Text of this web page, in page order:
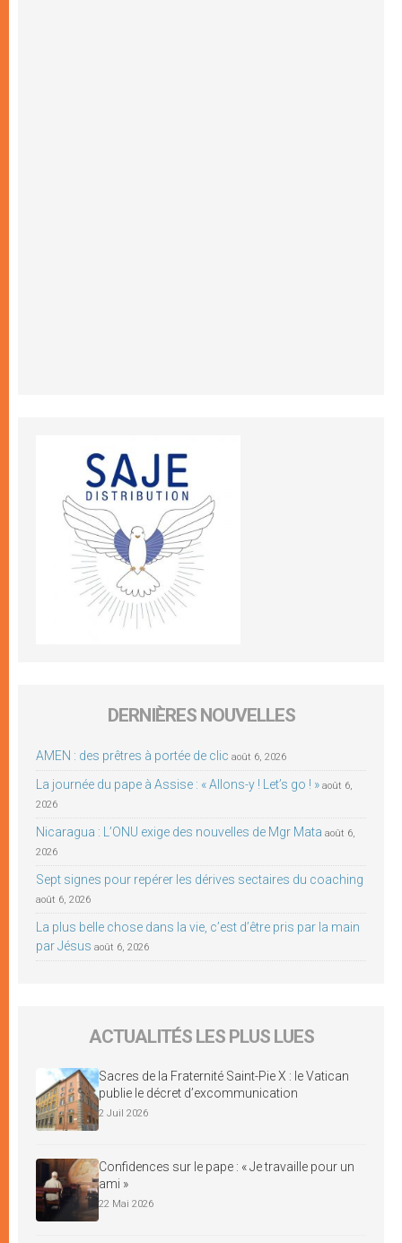
DERNIÈRES NOUVELLES
AMEN : des prêtres à portée de clic août 6, 2026
La journée du pape à Assise : « Allons-y ! Let’s go ! » août 6,
2026
Nicaragua : L’ONU exige des nouvelles de Mgr Mata août 6,
2026
Sept signes pour repérer les dérives sectaires du coaching
août 6, 2026
La plus belle chose dans la vie, c’est d’être pris par la main
par Jésus août 6, 2026
ACTUALITÉS LES PLUS LUES
Sacres de la Fraternité Saint-Pie X : le Vatican
publie le décret d’excommunication
2 Juil 2026
Confidences sur le pape : « Je travaille pour un
ami »
22 Mai 2026